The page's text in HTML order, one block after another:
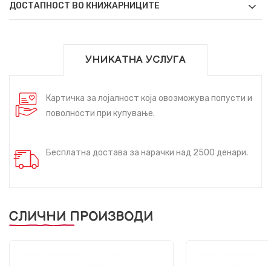
ДОСТАПНОСТ ВО КНИЖАРНИЦИТЕ
УНИКАТНА УСЛУГА
Картичка за лојалност која овозможува попусти и
поволности при купување.
Бесплатна достава за нарачки над 2500 денари.
СЛИЧНИ ПРОИЗВОДИ